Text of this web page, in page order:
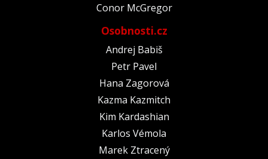
Conor McGregor
Osobnosti.cz
Andrej Babiš
Petr Pavel
Hana Zagorová
Kazma Kazmitch
Kim Kardashian
Karlos Vémola
Marek Ztracený